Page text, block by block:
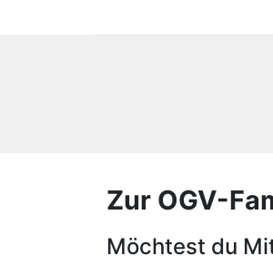
Zur OGV-
Möchtest du